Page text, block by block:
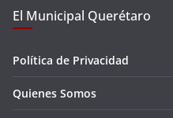
El Municipal Querétaro
Política de Privacidad
Quienes Somos